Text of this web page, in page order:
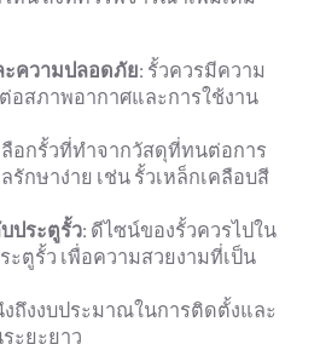
ความปลอดภัย: รั้วควรมีความ
อสภาพอากาศและการใช้งาน
ลือกรั้วที่ทำจากวัสดุที่ทนต่อการ
กษาง่าย เช่น รั้วเหล็กเคลือบสี
ประตูรั้ว: ดีไซน์ของรั้วควรไปใน
ะตูรั้ว เพื่อความสวยงามที่เป็น
งถึงงบประมาณในการติดตั้งและ
ะยะยาว